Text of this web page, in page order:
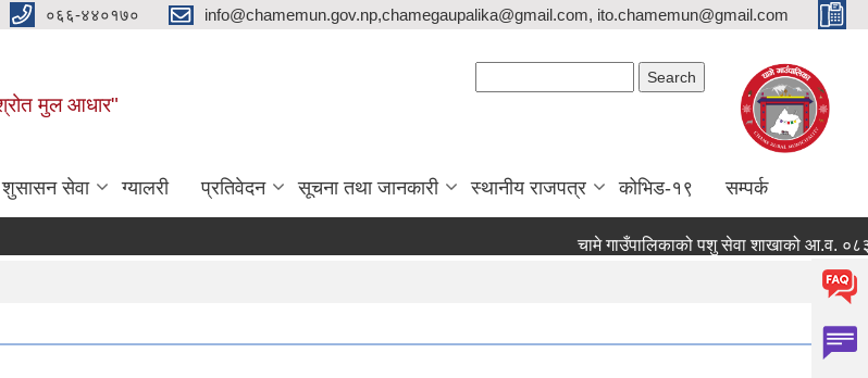
०६६-४४०१७० info@chamemun.gov.np,chamegaupalika@gmail.com, ito.chamemun@gmail.com
मुल आधार"
शुसासन सेवा ग्यालरी प्रतिवेदन सूचना तथा जानकारी स्थानीय राजपत्र कोभिड-१९ सम्पर्क
चामे गाउँपालिकाको पशु सेवा शाखाको आ.व. ०८३/